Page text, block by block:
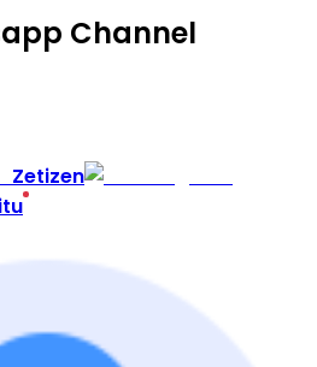
Channel
Zetizen